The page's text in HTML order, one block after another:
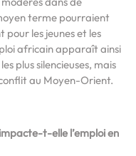
terme pourraient
pour les jeunes et les
africain apparaît ainsi
plus silencieuses, mais
au Moyen-Orient.
t-elle l’emploi en